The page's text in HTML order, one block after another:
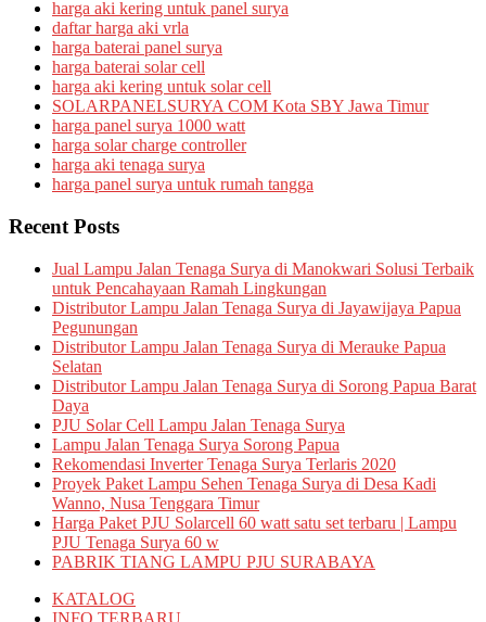
harga aki kering untuk panel surya
daftar harga aki vrla
harga baterai panel surya
harga baterai solar cell
harga aki kering untuk solar cell
SOLARPANELSURYA COM Kota SBY Jawa Timur
harga panel surya 1000 watt
harga solar charge controller
harga aki tenaga surya
harga panel surya untuk rumah tangga
Recent Posts
Jual Lampu Jalan Tenaga Surya di Manokwari Solusi Terbaik
untuk Pencahayaan Ramah Lingkungan
Distributor Lampu Jalan Tenaga Surya di Jayawijaya Papua
Pegunungan
Distributor Lampu Jalan Tenaga Surya di Merauke Papua
Selatan
Distributor Lampu Jalan Tenaga Surya di Sorong Papua Barat
Daya
PJU Solar Cell Lampu Jalan Tenaga Surya
Lampu Jalan Tenaga Surya Sorong Papua
Rekomendasi Inverter Tenaga Surya Terlaris 2020
Proyek Paket Lampu Sehen Tenaga Surya di Desa Kadi
Wanno, Nusa Tenggara Timur
Harga Paket PJU Solarcell 60 watt satu set terbaru | Lampu
PJU Tenaga Surya 60 w
PABRIK TIANG LAMPU PJU SURABAYA
KATALOG
INFO TERBARU